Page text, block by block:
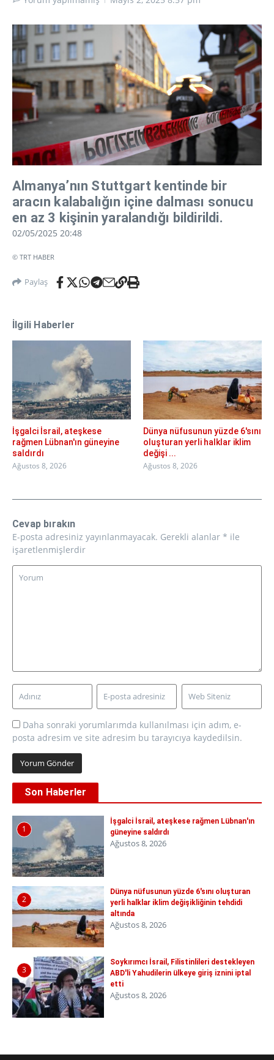
Almanya’nın Stuttgart kentinde bir
aracın kalabalığın içine dalması sonucu
en az 3 kişinin yaralandığı bildirildi.
02/05/2025 20:48
© TRT HABER
Paylaş
İlgili Haberler
İşgalci İsrail, ateşkese
rağmen Lübnan'ın güneyine
saldırdı
Ağustos 8, 2026
Dünya nüfusunun yüzde 6'sını
oluşturan yerli halklar iklim
değişi ...
Ağustos 8, 2026
Cevap bırakın
E-posta adresiniz yayınlanmayacak. Gerekli alanlar * ile
işaretlenmişlerdir
Daha sonraki yorumlarımda kullanılması için adım, e-
posta adresim ve site adresim bu tarayıcıya kaydedilsin.
Son Haberler
1
İşgalci İsrail, ateşkese rağmen Lübnan'ın
güneyine saldırdı
Ağustos 8, 2026
2
Dünya nüfusunun yüzde 6'sını oluşturan
yerli halklar iklim değişikliğinin tehdidi
altında
Ağustos 8, 2026
3
Soykırımcı İsrail, Filistinlileri destekleyen
ABD'li Yahudilerin ülkeye giriş iznini iptal
etti
Ağustos 8, 2026